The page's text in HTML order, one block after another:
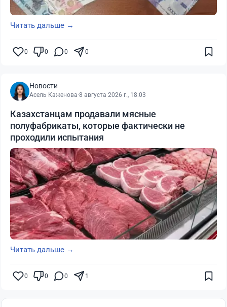
Читать дальше →
0 0 0 0
Новости
Асель Каженова·8 августа 2026 г., 18:03
Казахстанцам продавали мясные
полуфабрикаты, которые фактически не
проходили испытания
Читать дальше →
0 0 0 1